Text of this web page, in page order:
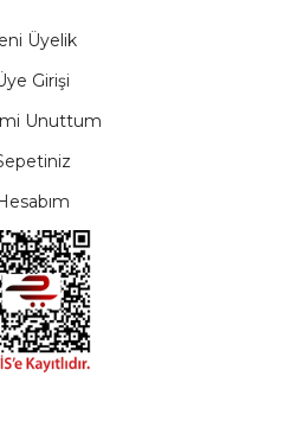
Üyelik
Girişi
Unuttum